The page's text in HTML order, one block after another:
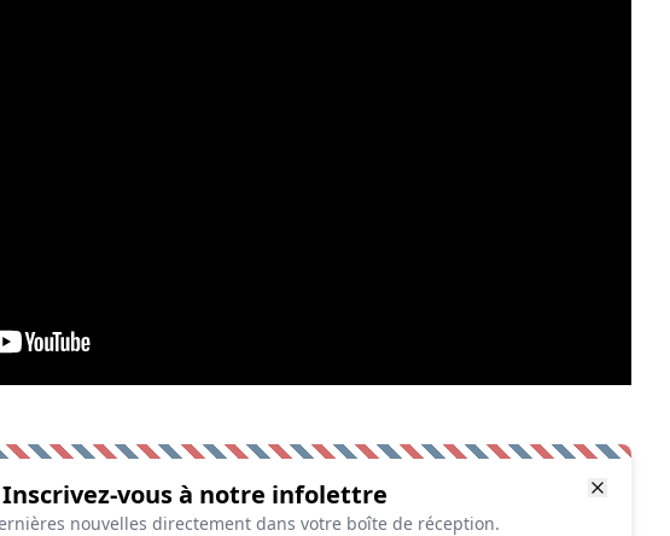
Inscrivez-vous à notre infolettre
nouvelles directement dans votre boîte de réception.